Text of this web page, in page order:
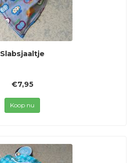
Slabsjaaltje
€7,95
Koop nu